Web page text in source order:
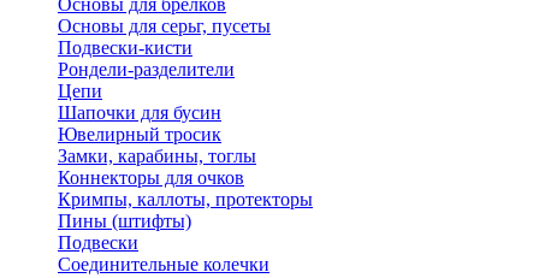
Основы для брелков
Основы для серьг, пусеты
Подвески-кисти
Рондели-разделители
Цепи
Шапочки для бусин
Ювелирный тросик
Замки, карабины, тоглы
Коннекторы для очков
Кримпы, каллоты, протекторы
Пины (штифты)
Подвески
Соединительные колечки